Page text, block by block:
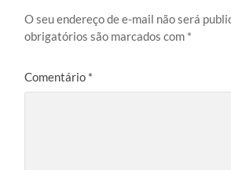
O seu endereço de e-mail não será
obrigatórios são marcados com *
Comentário *